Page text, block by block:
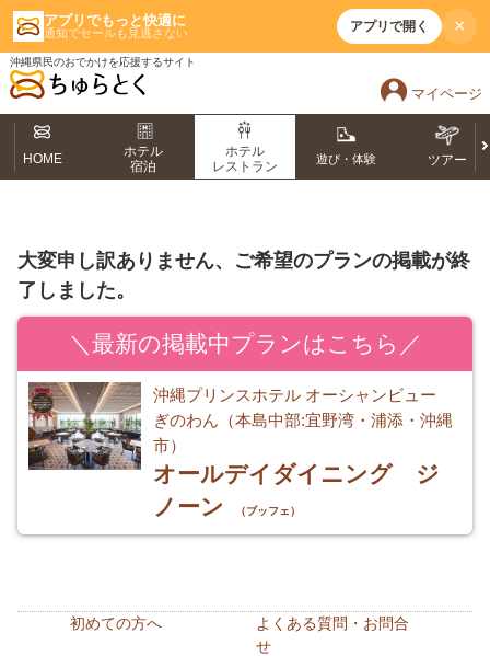
アプリでもっと快適に
通知でセールも見逃さない アプリで開く ×
沖縄県民のおでかけを応援するサイト
マイページ
HOME
ホテル
宿泊
ホテル
レストラン
遊び・体験 ツアー
大変申し訳ありません、ご希望のプランの掲載が終
了しました。
＼最新の掲載中プランはこちら／
沖縄プリンスホテル オーシャンビュー
ぎのわん（本島中部:宜野湾・浦添・沖縄
市）
オールデイダイニング ジ
ノーン
（ブッフェ）
初めての方へ
よくある質問・お問合
せ